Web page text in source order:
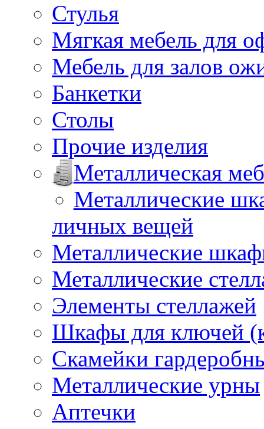
Стулья
Мягкая мебель для
Мебель для залов
Банкетки
Столы
Прочие изделия
Металлическая
Металлические
личных вещей
Металлические
Металлические
Элементы стеллажей
Шкафы для ключей
Скамейки
Металлические урны
Аптечки